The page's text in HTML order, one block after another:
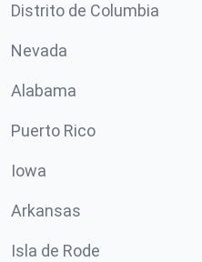
Distrito de Columbia
Nevada
Alabama
Puerto Rico
Iowa
Arkansas
Isla de Rode